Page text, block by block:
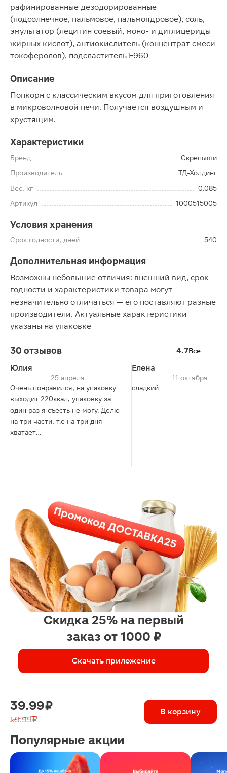
рафинированные дезодорированные
(подсолнечное, пальмовое, пальмоядровое), соль,
эмульгатор (лецитин соевый, моно- и диглицериды
жирных кислот), антиокислитель (концентрат смеси
токоферолов), подсластитель E960
Описание
Попкорн с классическим вкусом для приготовления
в микроволновой печи. Получается воздушным и
хрустящим.
Характеристики
Бренд
Скрепыши
Производитель
ТД-Холдинг
Вес, кг
0.085
Артикул
1000515005
Условия хранения
Срок годности, дней 540
Дополнительная информация
Возможны небольшие отличия: внешний вид, срок
годности и характеристики товара могут
незначительно отличаться — его поставляют разные
производители. Актуальные характеристики
указаны на упаковке
30 отзывов 4.7Все
Юлия
25 апреля
Очень понравился, на упаковку
выходит 220ккал, упаковку за
один раз я съесть не могу. Делю
на три части, т.е на три дня
хватает
съедите
Елена
11 октября
сладкий
Скидка 25% на первый
заказ от 1000 ₽
Скачать приложение
39.99 ₽
59.99 ₽
В корзину
Популярные акции